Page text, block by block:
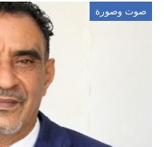
صوت وصورة